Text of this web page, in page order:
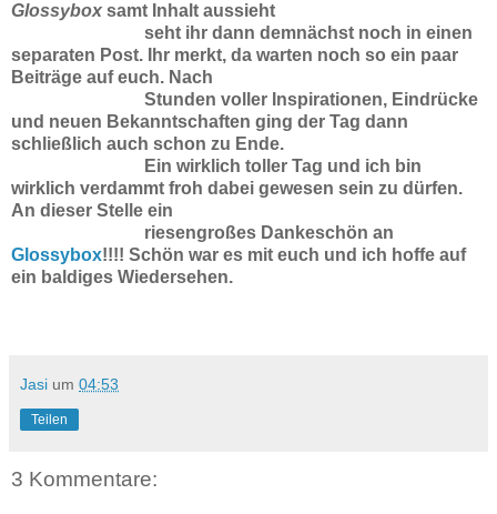
Glossybox samt Inhalt aussieht
seht ihr dann demnächst noch in einen
separaten Post. Ihr merkt, da warten noch so ein paar
Beiträge auf euch. Nach
Stunden voller Inspirationen, Eindrücke
und neuen Bekanntschaften ging der Tag dann
schließlich auch schon zu Ende.
Ein wirklich toller Tag und ich bin
wirklich verdammt froh dabei gewesen sein zu dürfen.
An dieser Stelle ein
riesengroßes Dankeschön an
Glossybox!!!! Schön war es mit euch und ich hoffe auf
ein baldiges Wiedersehen.
Jasi um 04:53
Teilen
3 Kommentare: